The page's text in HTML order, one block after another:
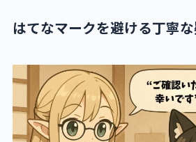
はてなマークを避ける丁寧